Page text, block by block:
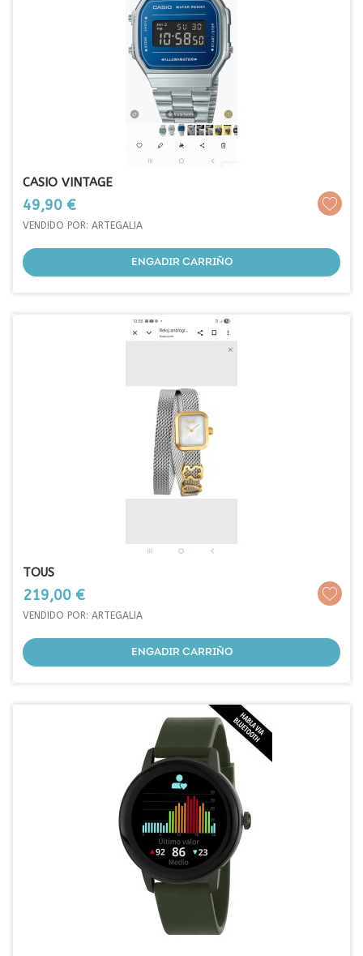
CASIO VINTAGE
Prezo
49,90 €
VENDIDO POR: ARTEGALIA
ENGADIR CARRIÑO
TOUS
Prezo
219,00 €
VENDIDO POR: ARTEGALIA
ENGADIR CARRIÑO